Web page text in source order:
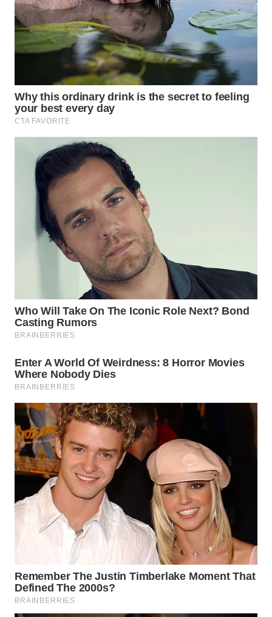
SUMEDANG
WN
WN
KEPULAUAN
SERIBU
WN
TANGERANG
WN
WN
WN
KUNINGAN
WN
MAJALENGKA
WN
SUBANG
WN
SUKABUMI
WN
PURWAKARTA
PRIANGAN
TIMUR
WN